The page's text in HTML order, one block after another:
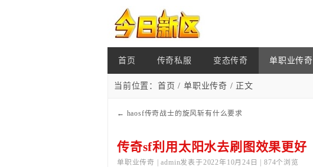
首页 传奇私服 变态传奇 单职业传奇
当前位置： 首页 /单职业传奇 / 正文
← haosf传奇战士的旋风斩有什么要求
传奇sf利用太阳水去刷图效果更好
单职业传奇 | admin发表于2022年10月24日 | 874个浏览